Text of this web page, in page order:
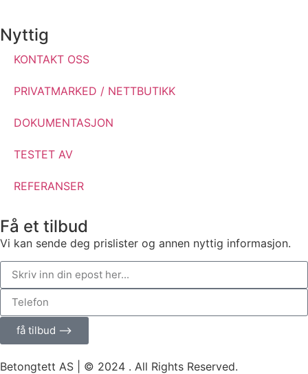
Nyttig
KONTAKT OSS
PRIVATMARKED / NETTBUTIKK
DOKUMENTASJON
TESTET AV
REFERANSER
Få et tilbud
Vi kan sende deg prislister og annen nyttig informasjon.
få tilbud ⟶
Betongtett AS | © 2024 . All Rights Reserved.